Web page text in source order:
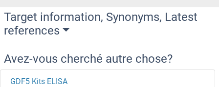
Target information, Synonyms, Latest
references
Avez-vous cherché autre chose?
GDF5 Kits ELISA